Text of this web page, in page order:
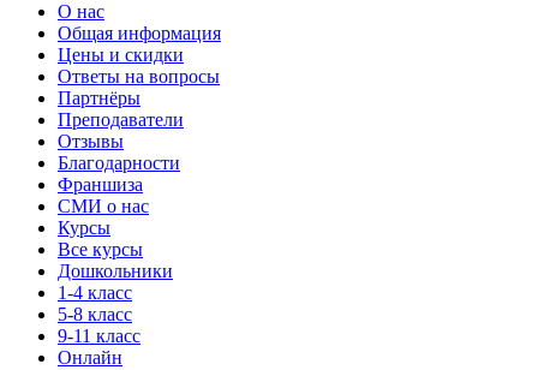
О нас
Общая информация
Цены и скидки
Ответы на вопросы
Партнёры
Преподаватели
Отзывы
Благодарности
Франшиза
СМИ о нас
Курсы
Все курсы
Дошкольники
1-4 класс
5-8 класс
9-11 класс
Онлайн